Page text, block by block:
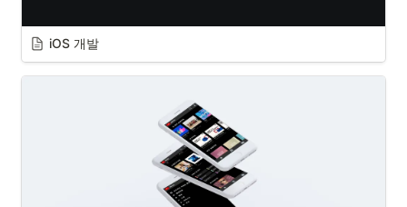
iOS 개발